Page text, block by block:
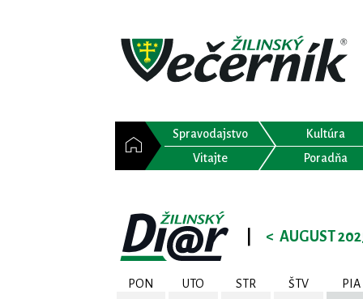
Spravodajstvo Kultúra
Vitajte
Poradňa
< AUGUST
PON UTO STR ŠTV PIA